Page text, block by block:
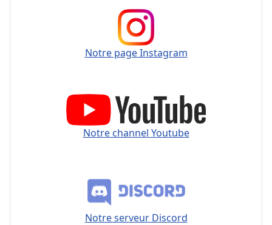
Notre page Instagram
Notre channel Youtube
Notre serveur Discord